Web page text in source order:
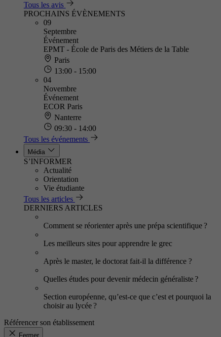
Tous les avis
PROCHAINS ÉVÈNEMENTS
09
Septembre
Événement
EPMT - École de Paris des Métiers de la Table
Paris
13:00 - 15:00
04
Novembre
Événement
ECOR Paris
Nanterre
09:30 - 14:00
Tous les événements
Média
S’INFORMER
Actualité
Orientation
Vie étudiante
Tous les articles
DERNIERS ARTICLES
Comment se réorienter après une prépa scientifique ?
Les meilleurs sites pour apprendre le grec
Après le master, le doctorat fait-il la différence ?
Quelles études pour devenir médecin généraliste ?
Section européenne, qu’est-ce que c’est et pourquoi la
choisir au lycée ?
Référencer son établissement
Fermer